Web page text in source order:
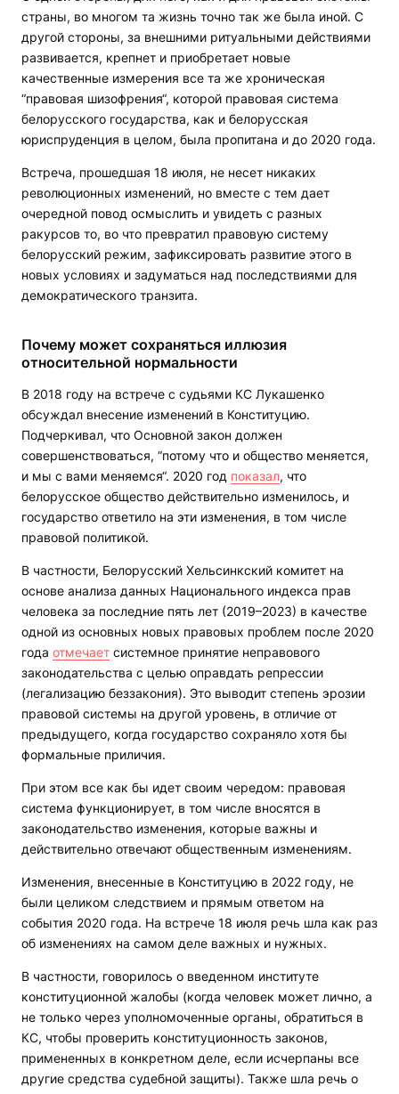
страны, во многом та жизнь точно так же была иной. С
другой стороны, за внешними ритуальными действиями
развивается, крепнет и приобретает новые
качественные измерения все та же хроническая
“правовая шизофрения“, которой правовая система
белорусского государства, как и белорусская
юриспруденция в целом, была пропитана и до 2020 года.
Встреча, прошедшая 18 июля, не несет никаких
революционных изменений, но вместе с тем дает
очередной повод осмыслить и увидеть с разных
ракурсов то, во что превратил правовую систему
белорусский режим, зафиксировать развитие этого в
новых условиях и задуматься над последствиями для
демократического транзита.
Почему может сохраняться иллюзия
относительной нормальности
В 2018 году на встрече с судьями КС Лукашенко
обсуждал внесение изменений в Конституцию.
Подчеркивал, что Основной закон должен
совершенствоваться, “потому что и общество меняется,
и мы с вами меняемся“. 2020 год показал, что
белорусское общество действительно изменилось, и
государство ответило на эти изменения, в том числе
правовой политикой.
В частности, Белорусский Хельсинкский комитет на
основе анализа данных Национального индекса прав
человека за последние пять лет (2019–2023) в качестве
одной из основных новых правовых проблем после 2020
года отмечает системное принятие неправового
законодательства с целью оправдать репрессии
(легализацию беззакония). Это выводит степень эрозии
правовой системы на другой уровень, в отличие от
предыдущего, когда государство сохраняло хотя бы
формальные приличия.
При этом все как бы идет своим чередом: правовая
система функционирует, в том числе вносятся в
законодательство изменения, которые важны и
действительно отвечают общественным изменениям.
Изменения, внесенные в Конституцию в 2022 году, не
были целиком следствием и прямым ответом на
события 2020 года. На встрече 18 июля речь шла как раз
об изменениях на самом деле важных и нужных.
В частности, говорилось о введенном институте
конституционной жалобы (когда человек может лично, а
не только через уполномоченные органы, обратиться в
КС, чтобы проверить конституционность законов,
примененных в конкретном деле, если исчерпаны все
другие средства судебной защиты). Также шла речь о